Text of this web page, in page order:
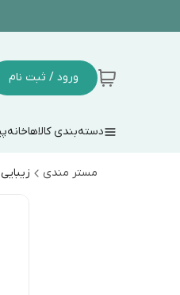
ورود / ثبت نام
دسته‌بندی کالاهاخانه
مستر مندی